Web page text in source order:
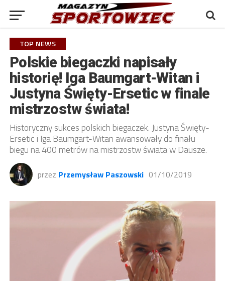
TOP NEWS
Polskie biegaczki napisały
historię! Iga Baumgart-Witan i
Justyna Święty-Ersetic w finale
mistrzostw świata!
Historyczny sukces polskich biegaczek. Justyna Święty-
Ersetic i Iga Baumgart-Witan awansowały do finału
biegu na 400 metrów na mistrzostw świata w Dausze.
przez Przemysław Paszowski 01/10/2019